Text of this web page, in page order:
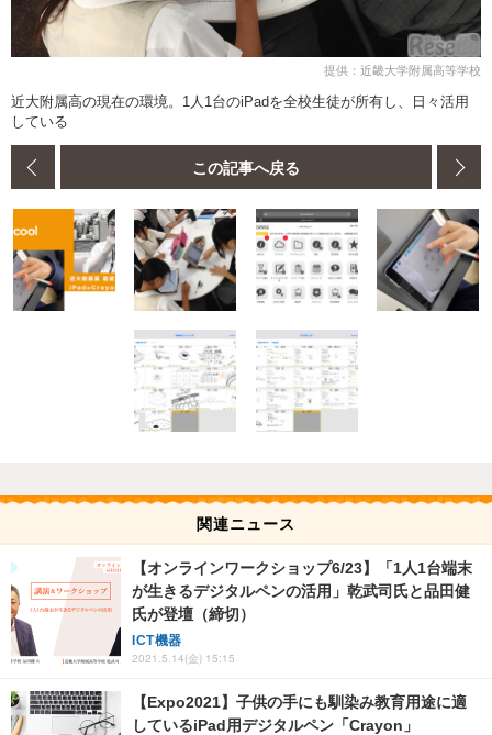
提供：近畿大学附属高等学校
近大附属高の現在の環境。1人1台のiPadを全校生徒が所有し、日々活用
している
この記事へ戻る
関連ニュース
【オンラインワークショップ6/23】「1人1台端末
が生きるデジタルペンの活用」乾武司氏と品田健
氏が登壇（締切）
ICT機器
2021.5.14(金) 15:15
【Expo2021】子供の手にも馴染み教育用途に適
しているiPad用デジタルペン「Crayon」